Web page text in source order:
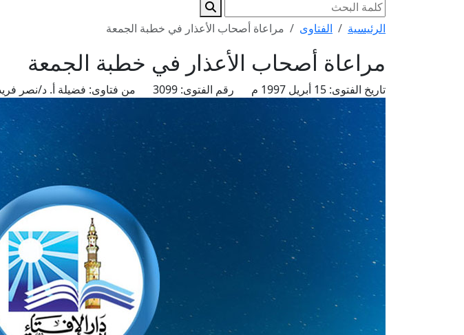
الرئيسية الفتاوى مراعاة أصحاب الأعذار في خطبة الجمعة
مراعاة أصحاب الأعذار في خطبة الجمعة
تاريخ الفتوى: رقم الفتوى: من فتاوى: فضيلة أ. د/نصر